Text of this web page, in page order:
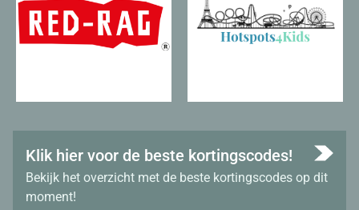
Klik hier voor de beste kortingscodes!
Bekijk het overzicht met de beste kortingscodes op dit
moment!